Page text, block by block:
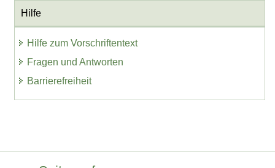
Hilfe
Hilfe zum Vorschriftentext
Fragen und Antworten
Barrierefreiheit